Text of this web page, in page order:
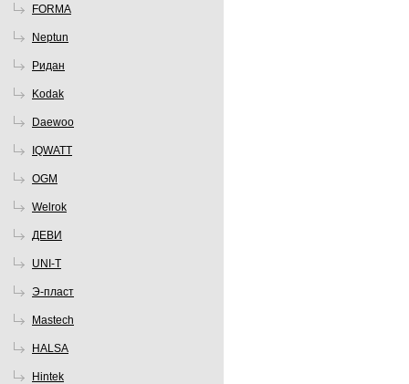
FORMA
Neptun
Ридан
Kodak
Daewoo
IQWATT
OGM
Welrok
ДЕВИ
UNI-T
Э-пласт
Mastech
HALSA
Hintek